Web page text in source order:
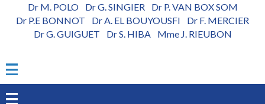
Dr M. POLO- Dr G. SINGIER- Dr P. VAN BOX SOM
Dr P.E BONNOT
Dr A. EL BOUYOUSFI
Dr F. MERCIER
Dr G. GUIGUET
Dr S. HIBA- Mme J. RIEUBON